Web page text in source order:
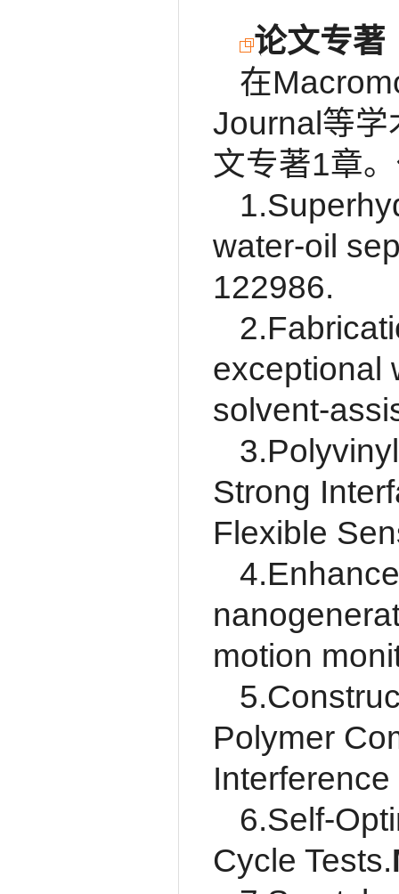
论文专著
在
Journal等学
文专著1章
water-oil
122986.
exceptional
solvent-
Strong
Flexible
motion
Polymer
6.Self-
Cycle Tests.